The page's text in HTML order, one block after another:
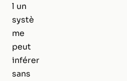
l un
systè
me
peut
inférer
sans